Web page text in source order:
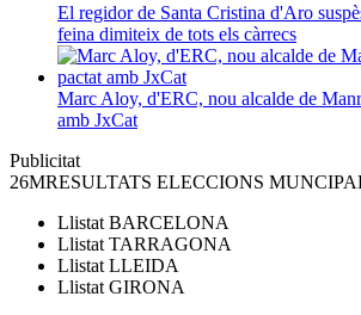
El regidor de Santa Cristina d'Aro
feina dimiteix de tots els càrrecs
Marc Aloy, d'ERC, nou alcalde de
amb JxCat
Publicitat
26MRESULTATS ELECCIONS
Llistat BARCELONA
Llistat TARRAGONA
Llistat LLEIDA
Llistat GIRONA